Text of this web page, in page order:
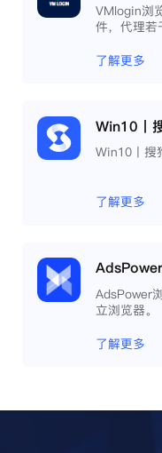
VMlogin浏
件，代理若
了解更多
Win10丨搜
了解更多
AdsPower
立浏览器。
了解更多